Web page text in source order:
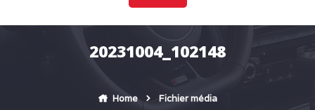
20231004_102148
Home Fichier média